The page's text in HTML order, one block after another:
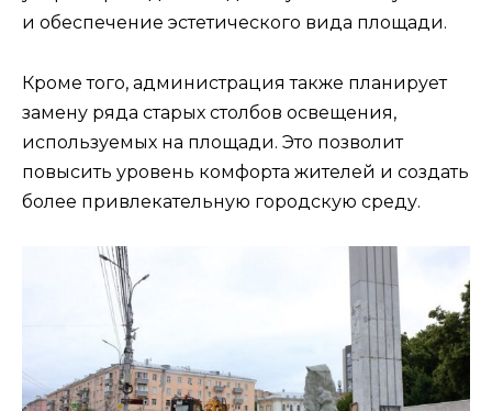
и обеспечение эстетического вида площади.
Кроме того, администрация также планирует
замену ряда старых столбов освещения,
используемых на площади. Это позволит
повысить уровень комфорта жителей и создать
более привлекательную городскую среду.